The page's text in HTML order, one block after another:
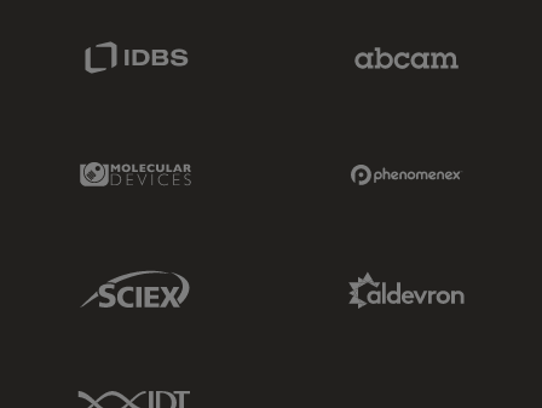
Molecular Devices Link
Sciex Link
IDT Link